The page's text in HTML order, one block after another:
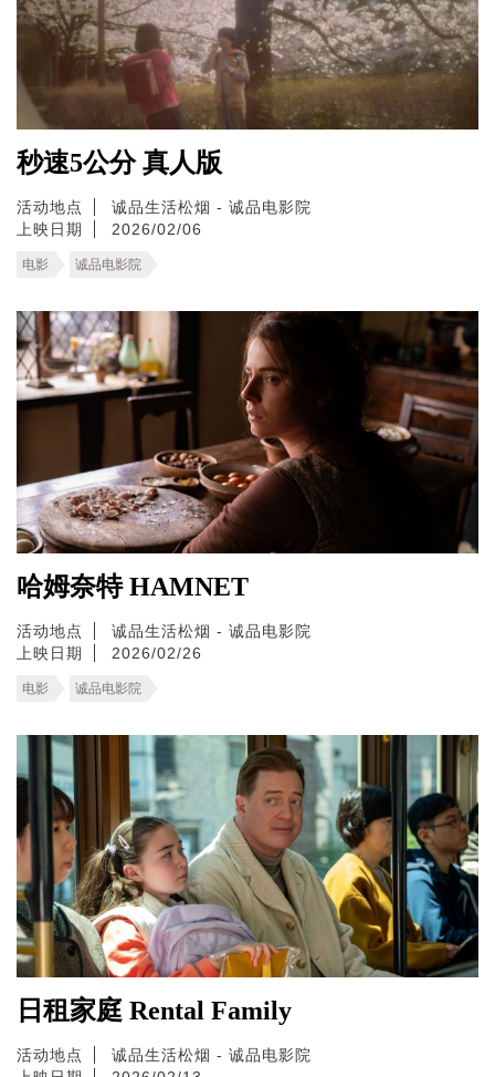
秒速5公分 真人版
活动地点
诚品生活松烟 - 诚品电影院
上映日期
2026/02/06
电影 诚品电影院
哈姆奈特 HAMNET
活动地点
诚品生活松烟 - 诚品电影院
上映日期
2026/02/26
电影 诚品电影院
日租家庭 Rental Family
活动地点
诚品生活松烟 - 诚品电影院